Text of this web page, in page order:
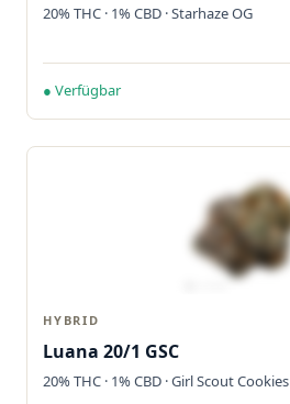
20% THC · 1% CBD · Starhaze OG
● Verfügbar
HYBRID
Luana 20/1 GSC
20% THC · 1% CBD · Girl Scout Cookies